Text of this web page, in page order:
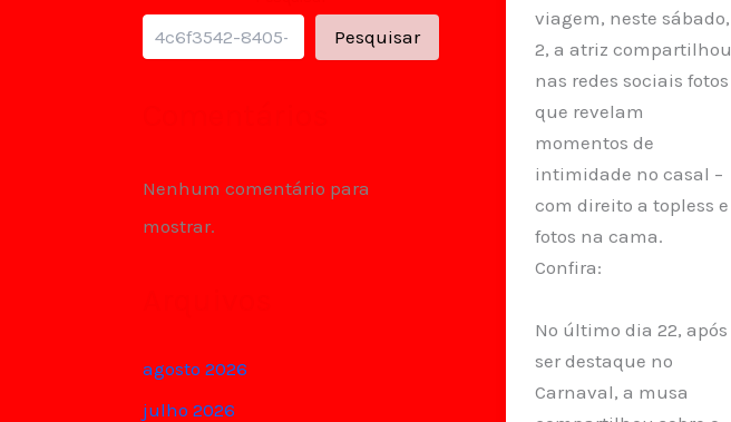
Pesquisar
Nenhum comentário para
mostrar.
agosto 2026
julho 2026
viagem, neste sábado,
2, a atriz compartilhou
nas redes sociais fotos
que revelam
momentos de
intimidade no casal –
com direito a topless e
fotos na cama.
Confira:
No último dia 22, após
ser destaque no
Carnaval, a musa